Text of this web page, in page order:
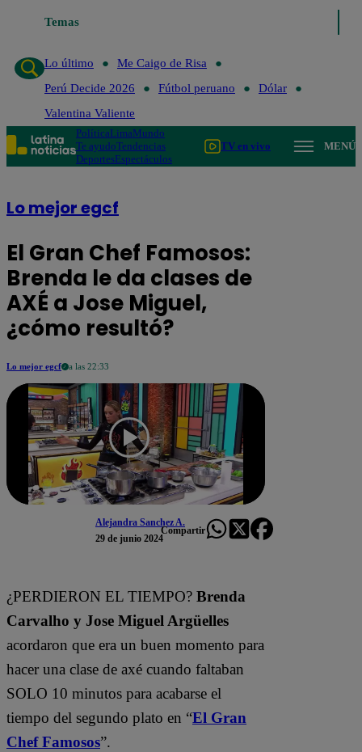
Temas
Lo último
Me Caigo de Risa
Perú Decide 2026
Fútbol peruano
Dólar
Valentina Valiente
PolíticaLimaMundo
Te ayudoTendencias
DeportesEspectáculos
TV en vivo MENÚ
Lo mejor egcf
El Gran Chef Famosos:
Brenda le da clases de
AXÉ a Jose Miguel,
¿cómo resultó?
Lo mejor egcf a las 22:33
Alejandra Sanchez A.
29 de junio 2024
Compartir
¿PERDIERON EL TIEMPO? Brenda
Carvalho y Jose Miguel Argüelles
acordaron que era un buen momento para
hacer una clase de axé cuando faltaban
SOLO 10 minutos para acabarse el
tiempo del segundo plato en “El Gran
Chef Famosos”.